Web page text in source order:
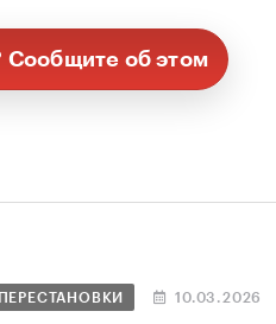
Сообщите об этом
10.03.2026